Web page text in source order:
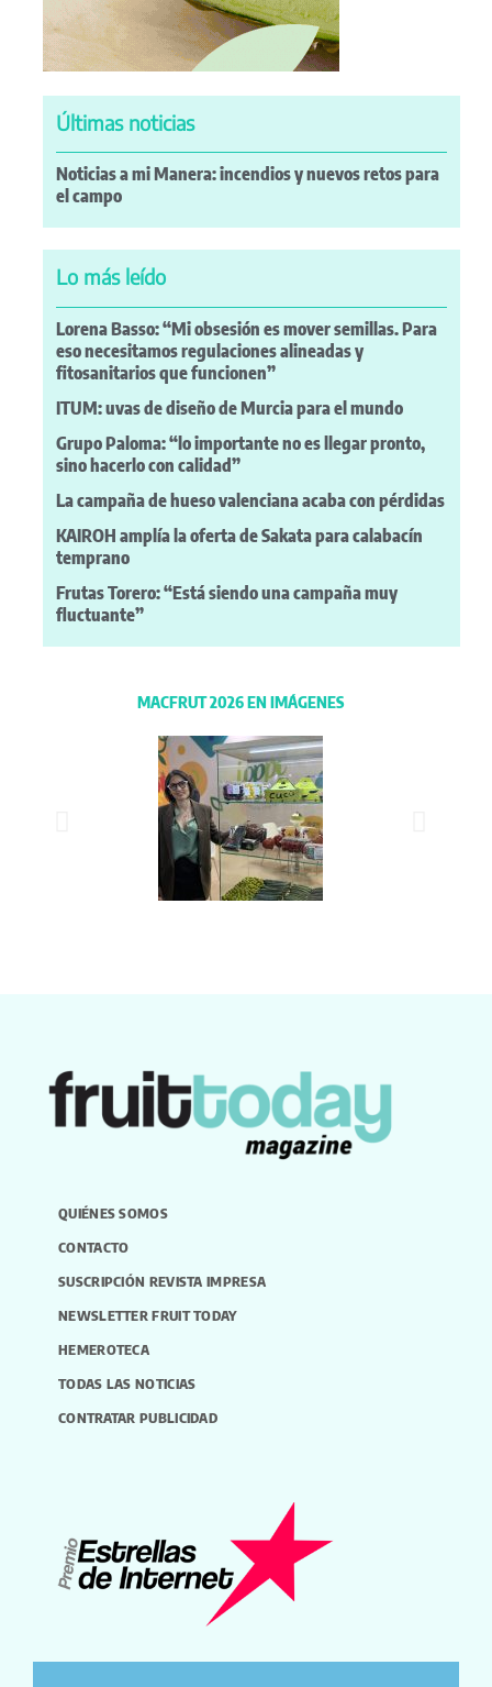
Últimas noticias
Noticias a mi Manera: incendios y nuevos retos para
el campo
Lo más leído
Lorena Basso: “Mi obsesión es mover semillas. Para
eso necesitamos regulaciones alineadas y
fitosanitarios que funcionen”
ITUM: uvas de diseño de Murcia para el mundo
Grupo Paloma: “lo importante no es llegar pronto,
sino hacerlo con calidad”
La campaña de hueso valenciana acaba con pérdidas
KAIROH amplía la oferta de Sakata para calabacín
temprano
Frutas Torero: “Está siendo una campaña muy
fluctuante”
MACFRUT 2026 EN IMÁGENES
QUIÉNES SOMOS
CONTACTO
SUSCRIPCIÓN REVISTA IMPRESA
NEWSLETTER FRUIT TODAY
HEMEROTECA
TODAS LAS NOTICIAS
CONTRATAR PUBLICIDAD